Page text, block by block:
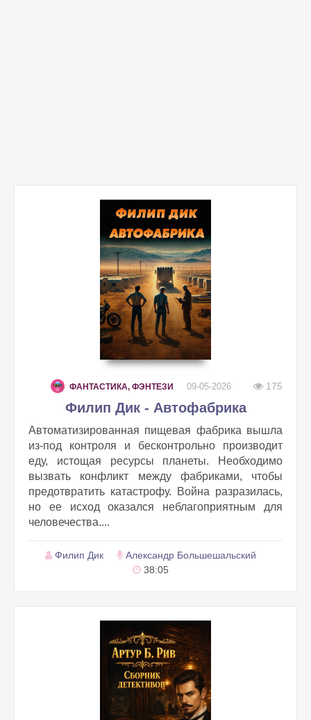
ФАНТАСТИКА, ФЭНТЕЗИ 09-05-2026 175
Филип Дик - Автофабрика
Автоматизированная пищевая фабрика вышла
из-под контроля и бесконтрольно производит
еду, истощая ресурсы планеты. Необходимо
вызвать конфликт между фабриками, чтобы
предотвратить катастрофу. Война разразилась,
но ее исход оказался неблагоприятным для
человечества....
Филип Дик
Александр Большешальский
38:05